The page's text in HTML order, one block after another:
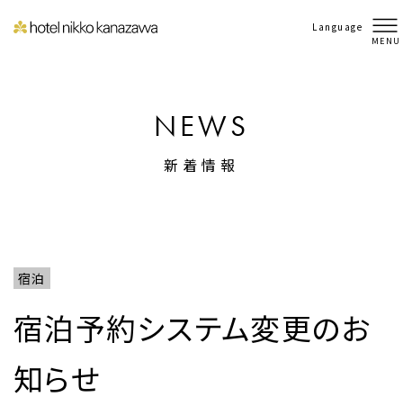
Language
MENU
NEWS
新着情報
宿泊
宿泊予約システム変更のお
知らせ